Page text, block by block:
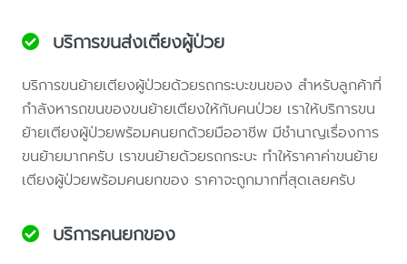
บริการขนส่งเตียงผู้ป่วย
บริการขนย้ายเตียงผู้ป่วยด้วยรถกระบะขนของ สำหรับลูกค้าที่
กำลังหารถขนของขนย้ายเตียงให้กับคนป่วย เราให้บริการขน
ย้ายเตียงผู้ป่วยพร้อมคนยกด้วยมืออาชีพ มีชำนาญเรื่องการ
ขนย้ายมากครับ เราขนย้ายด้วยรถกระบะ ทำให้ราคาค่าขนย้าย
เตียงผู้ป่วยพร้อมคนยกของ ราคาจะถูกมากที่สุดเลยครับ
บริการคนยกของ